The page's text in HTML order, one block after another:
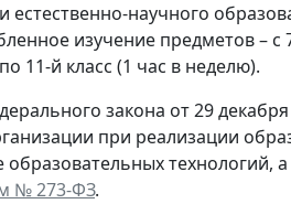
научного
изучение предметов – с
11-й класс (1 час в неделю).
закона от 29
при реализации
технологий,
№ 273-ФЗ.